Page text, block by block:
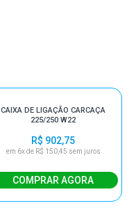
CAIXA DE LIGAÇÃO CARCAÇA
225/250 W22
R$ 902,75
em 6x de R$ 150,45 sem juros